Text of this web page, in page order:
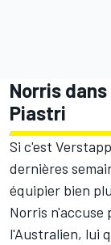
Norris
Piastri
Si c'est
dernières
équipier bien
Norris n'accuse
l'Australien, lui